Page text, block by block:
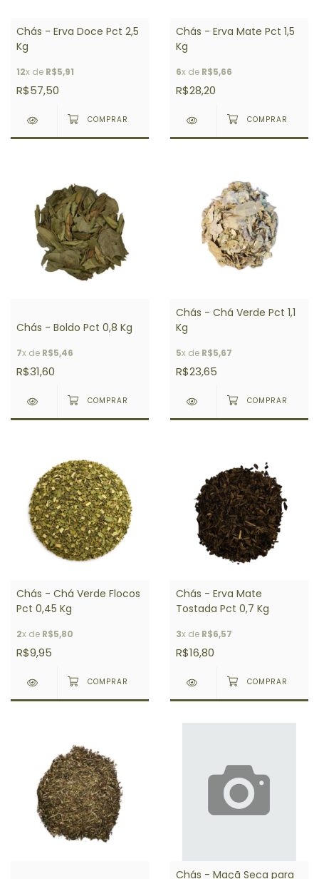
Chás - Erva Doce Pct 2,5
Kg
12x de R$5,91
R$57,50
Chás - Erva Mate Pct 1,5
Kg
6x de R$5,66
R$28,20
Chás - Boldo Pct 0,8 Kg
7x de R$5,46
R$31,60
Chás - Chá Verde Pct 1,1
Kg
5x de R$5,67
R$23,65
Chás - Chá Verde Flocos
Pct 0,45 Kg
2x de R$5,80
R$9,95
Chás - Erva Mate
Tostada Pct 0,7 Kg
3x de R$6,57
R$16,80
Chás - Maçã Seca para